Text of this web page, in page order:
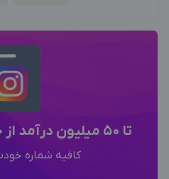
تا 50 میلیون درآمد از خونه فقط با گوشی!
کافیه شماره